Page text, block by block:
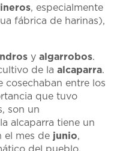
, especialmente
fábrica de harinas),
y algarrobos.
de la alcaparra.
cosechaban entre los
que tuvo
son un
alcaparra tiene un
el mes de junio,